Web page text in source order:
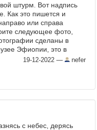
штурм. Вот надпись
Как это пишется и
или справа
следующее фото,
сделаны в
Эфиопии, это в
на сообразительность:
чего? ...
19-12-2022 — nefer
с небес, дерясь